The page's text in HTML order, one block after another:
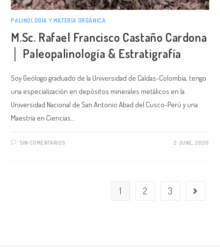
PALINOLOGÍA Y MATERIA ORGÁNICA
M.Sc. Rafael Francisco Castaño Cardona
│ Paleopalinología & Estratigrafía
Soy Geólogo graduado de la Universidad de Caldas-Colombia, tengo
una especialización en depósitos minerales metálicos en la
Universidad Nacional de San Antonio Abad del Cusco-Perú y una
Maestría en Ciencias…
SIN COMENTARIOS 2 JUNE, 2020
1 2 3